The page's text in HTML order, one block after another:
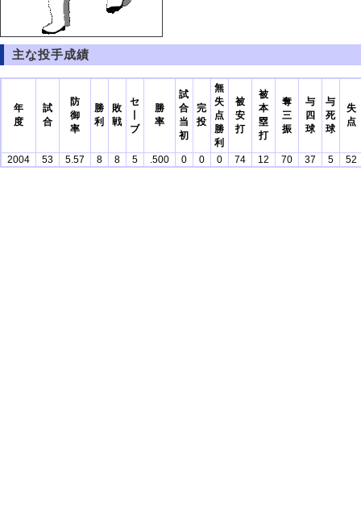
主な投手成績
年
度
試
合
防
御
率
勝
利
敗
戦
セ
ブ
勝
率
試
合
当
初
完
投
無
失
点
勝
利
被
安
打
被
本
塁
打
奪
三
振
与
四
球
与
死
球
失
点
2004 53 5.57 8 8 5 .500 0 0 0 74 12 70 37 5 52